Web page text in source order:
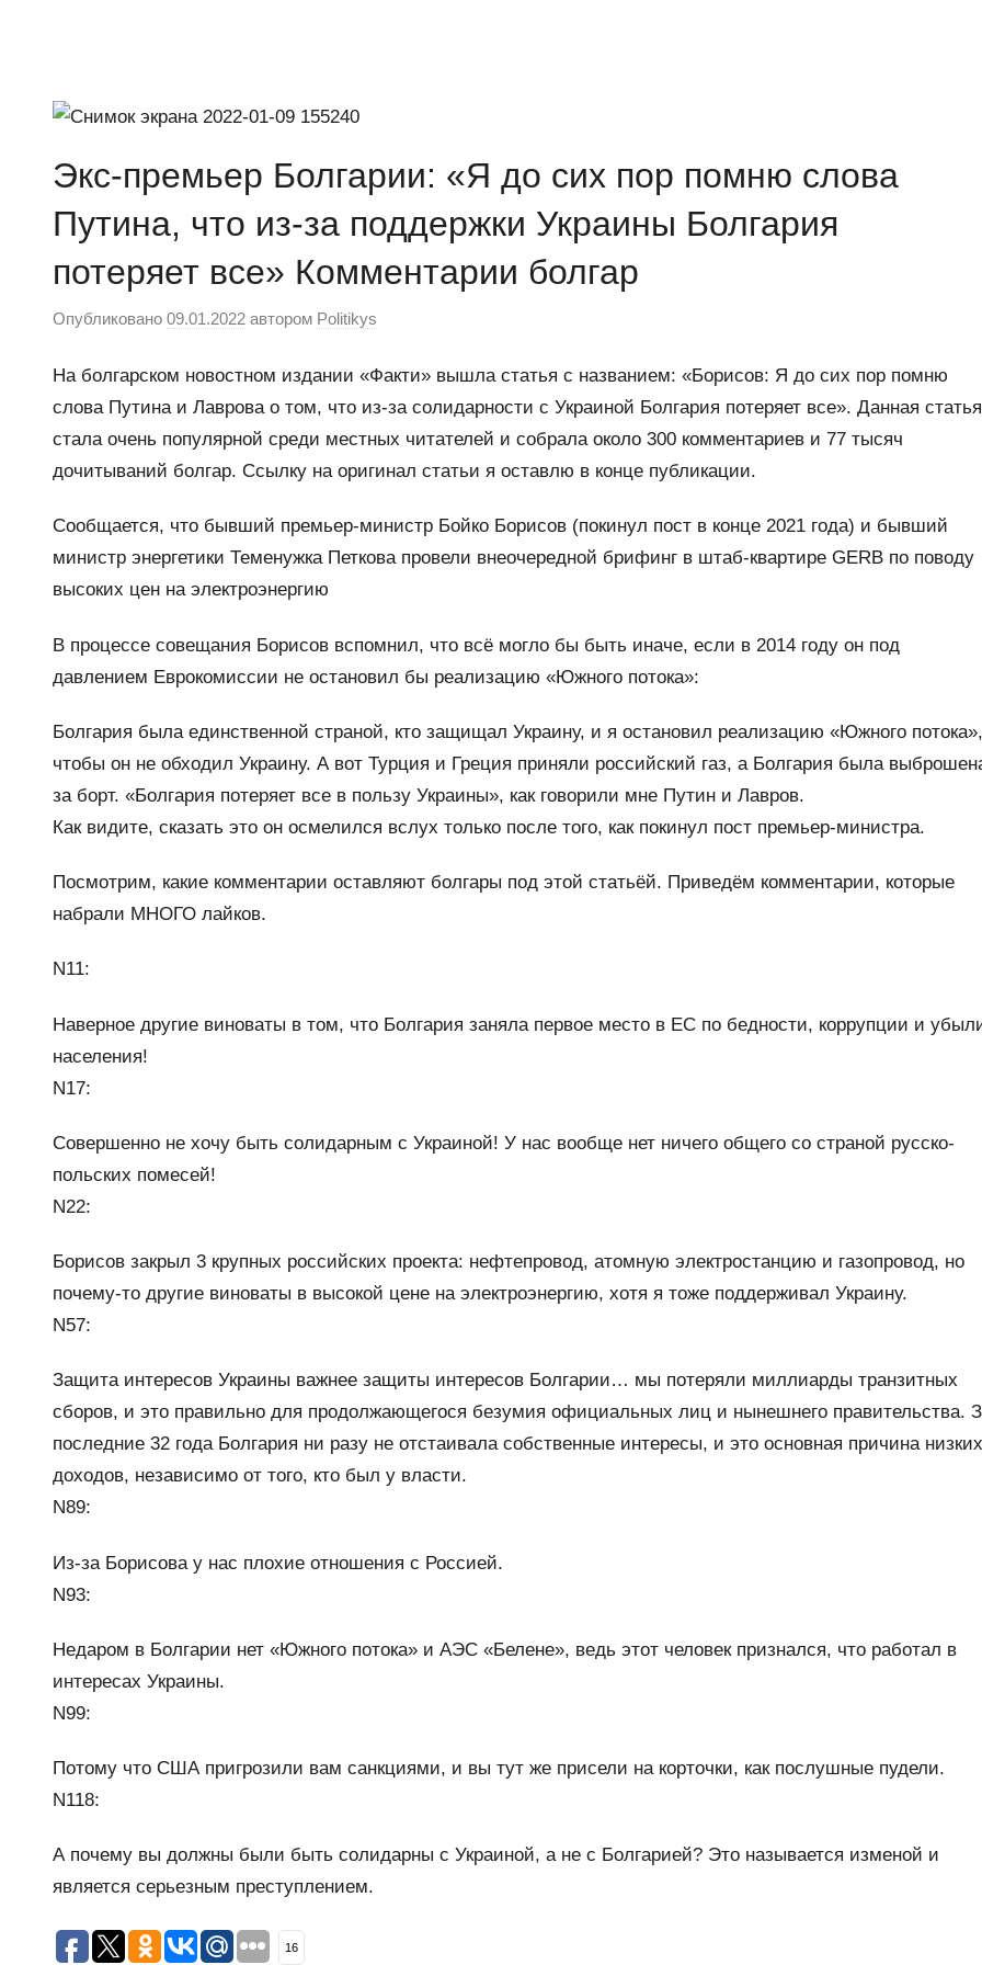
сайт
WordPress
Экс-премьер Болгарии: «Я до сих пор помню слова
Путина, что из-за поддержки Украины Болгария
потеряет все» Комментарии болгар
Опубликовано 09.01.2022 автором Politikys
На болгарском новостном издании «Факти» вышла статья с названием: «Борисов: Я до сих пор помню
слова Путина и Лаврова о том, что из-за солидарности с Украиной Болгария потеряет все». Данная статья
стала очень популярной среди местных читателей и собрала около 300 комментариев и 77 тысяч
дочитываний болгар. Ссылку на оригинал статьи я оставлю в конце публикации.
Сообщается, что бывший премьер-министр Бойко Борисов (покинул пост в конце 2021 года) и бывший
министр энергетики Теменужка Петкова провели внеочередной брифинг в штаб-квартире GERB по поводу
высоких цен на электроэнергию
В процессе совещания Борисов вспомнил, что всё могло бы быть иначе, если в 2014 году он под
давлением Еврокомиссии не остановил бы реализацию «Южного потока»:
Болгария была единственной страной, кто защищал Украину, и я остановил реализацию «Южного потока»,
чтобы он не обходил Украину. А вот Турция и Греция приняли российский газ, а Болгария была
за борт. «Болгария потеряет все в пользу Украины», как говорили мне Путин и Лавров.
Как видите, сказать это он осмелился вслух только после того, как покинул пост премьер-министра.
Посмотрим, какие комментарии оставляют болгары под этой статьёй. Приведём комментарии, которые
набрали МНОГО лайков.
N11:
Наверное другие виноваты в том, что Болгария заняла первое место в ЕС по бедности, коррупции и
населения!
N17:
Совершенно не хочу быть солидарным с Украиной! У нас вообще нет ничего общего со страной русско-
польских помесей!
N22:
Борисов закрыл 3 крупных российских проекта: нефтепровод, атомную электростанцию ​​и газопровод, но
почему-то другие виноваты в высокой цене на электроэнергию, хотя я тоже поддерживал Украину.
N57:
Защита интересов Украины важнее защиты интересов Болгарии… мы потеряли миллиарды транзитных
сборов, и это правильно для продолжающегося безумия официальных лиц и нынешнего правительства.
последние 32 года Болгария ни разу не отстаивала собственные интересы, и это основная причина низких
доходов, независимо от того, кто был у власти.
N89:
Из-за Борисова у нас плохие отношения с Россией.
N93:
Недаром в Болгарии нет «Южного потока» и АЭС «Белене», ведь этот человек признался, что работал в
интересах Украины.
N99:
Потому что США пригрозили вам санкциями, и вы тут же присели на корточки, как послушные пудели.
N118:
А почему вы должны были быть солидарны с Украиной, а не с Болгарией? Это называется изменой и
является серьезным преступлением.
16